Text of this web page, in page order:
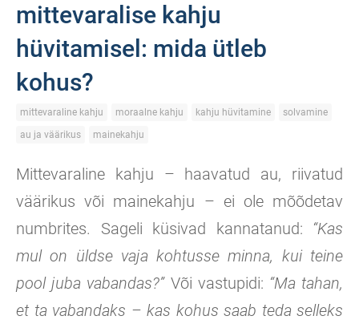
mittevaralise kahju
hüvitamisel: mida ütleb
kohus?
mittevaraline kahju moraalne kahju kahju hüvitamine
solvamine
au ja väärikus
mainekahju
Mittevaraline kahju – haavatud au, riivatud
väärikus või mainekahju – ei ole mõõdetav
numbrites. Sageli küsivad kannatanud: “Kas
mul on üldse vaja kohtusse minna, kui teine
pool juba vabandas?”Või vastupidi: “Ma tahan,
et ta vabandaks – kas kohus saab teda selleks